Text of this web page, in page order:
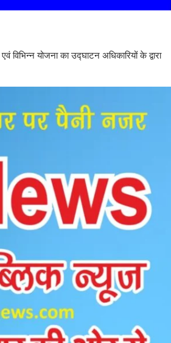
योजना का उद्घाटन अधिकारियों के द्वारा